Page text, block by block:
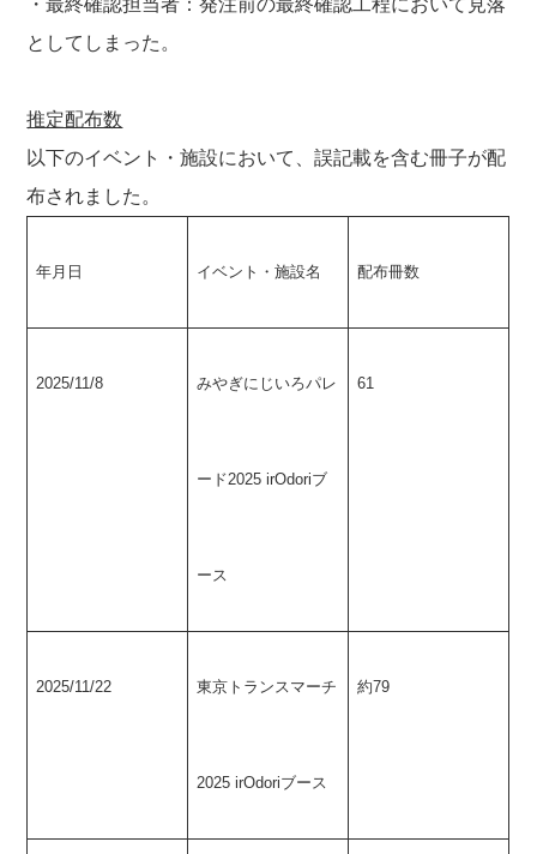
・最終確認担当者：発注前の最終確認工程において見落
としてしまった。
推定配布数
以下のイベント・施設において、誤記載を含む冊子が配
布されました。
年月日 イベント・施設名 配布冊数
2025/11/8 みやぎにじいろパレ
ード2025 irOdoriブ
ース
61
2025/11/22 東京トランスマーチ
2025 irOdoriブース
約79